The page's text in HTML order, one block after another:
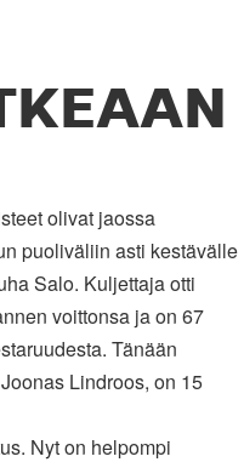
olivat jaossa
puoliväliin asti kestävälle
Salo. Kuljettaja otti
voittonsa ja on 67
Tänään
Lindroos, on 15
Nyt on helpompi